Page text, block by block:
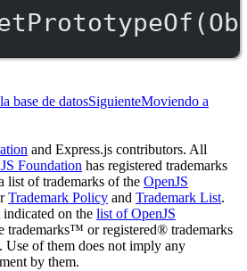
base de datosSiguienteMoviendo a
and Express.js contributors. All
Foundation has registered trademarks
list of trademarks of the OpenJS
Trademark Policy and Trademark List.
on the list of OpenJS
trademarks™ or registered® trademarks
Use of them does not imply any
by them.